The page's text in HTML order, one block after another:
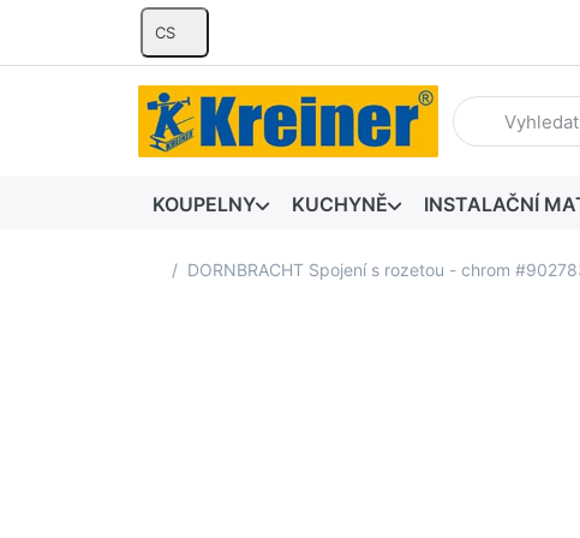
CS
Zadejte
KOUPELNY KUCHYNĚ INSTALAČNÍ
Domovská stránka
DORNBRACHT Spojení s rozetou - chrom